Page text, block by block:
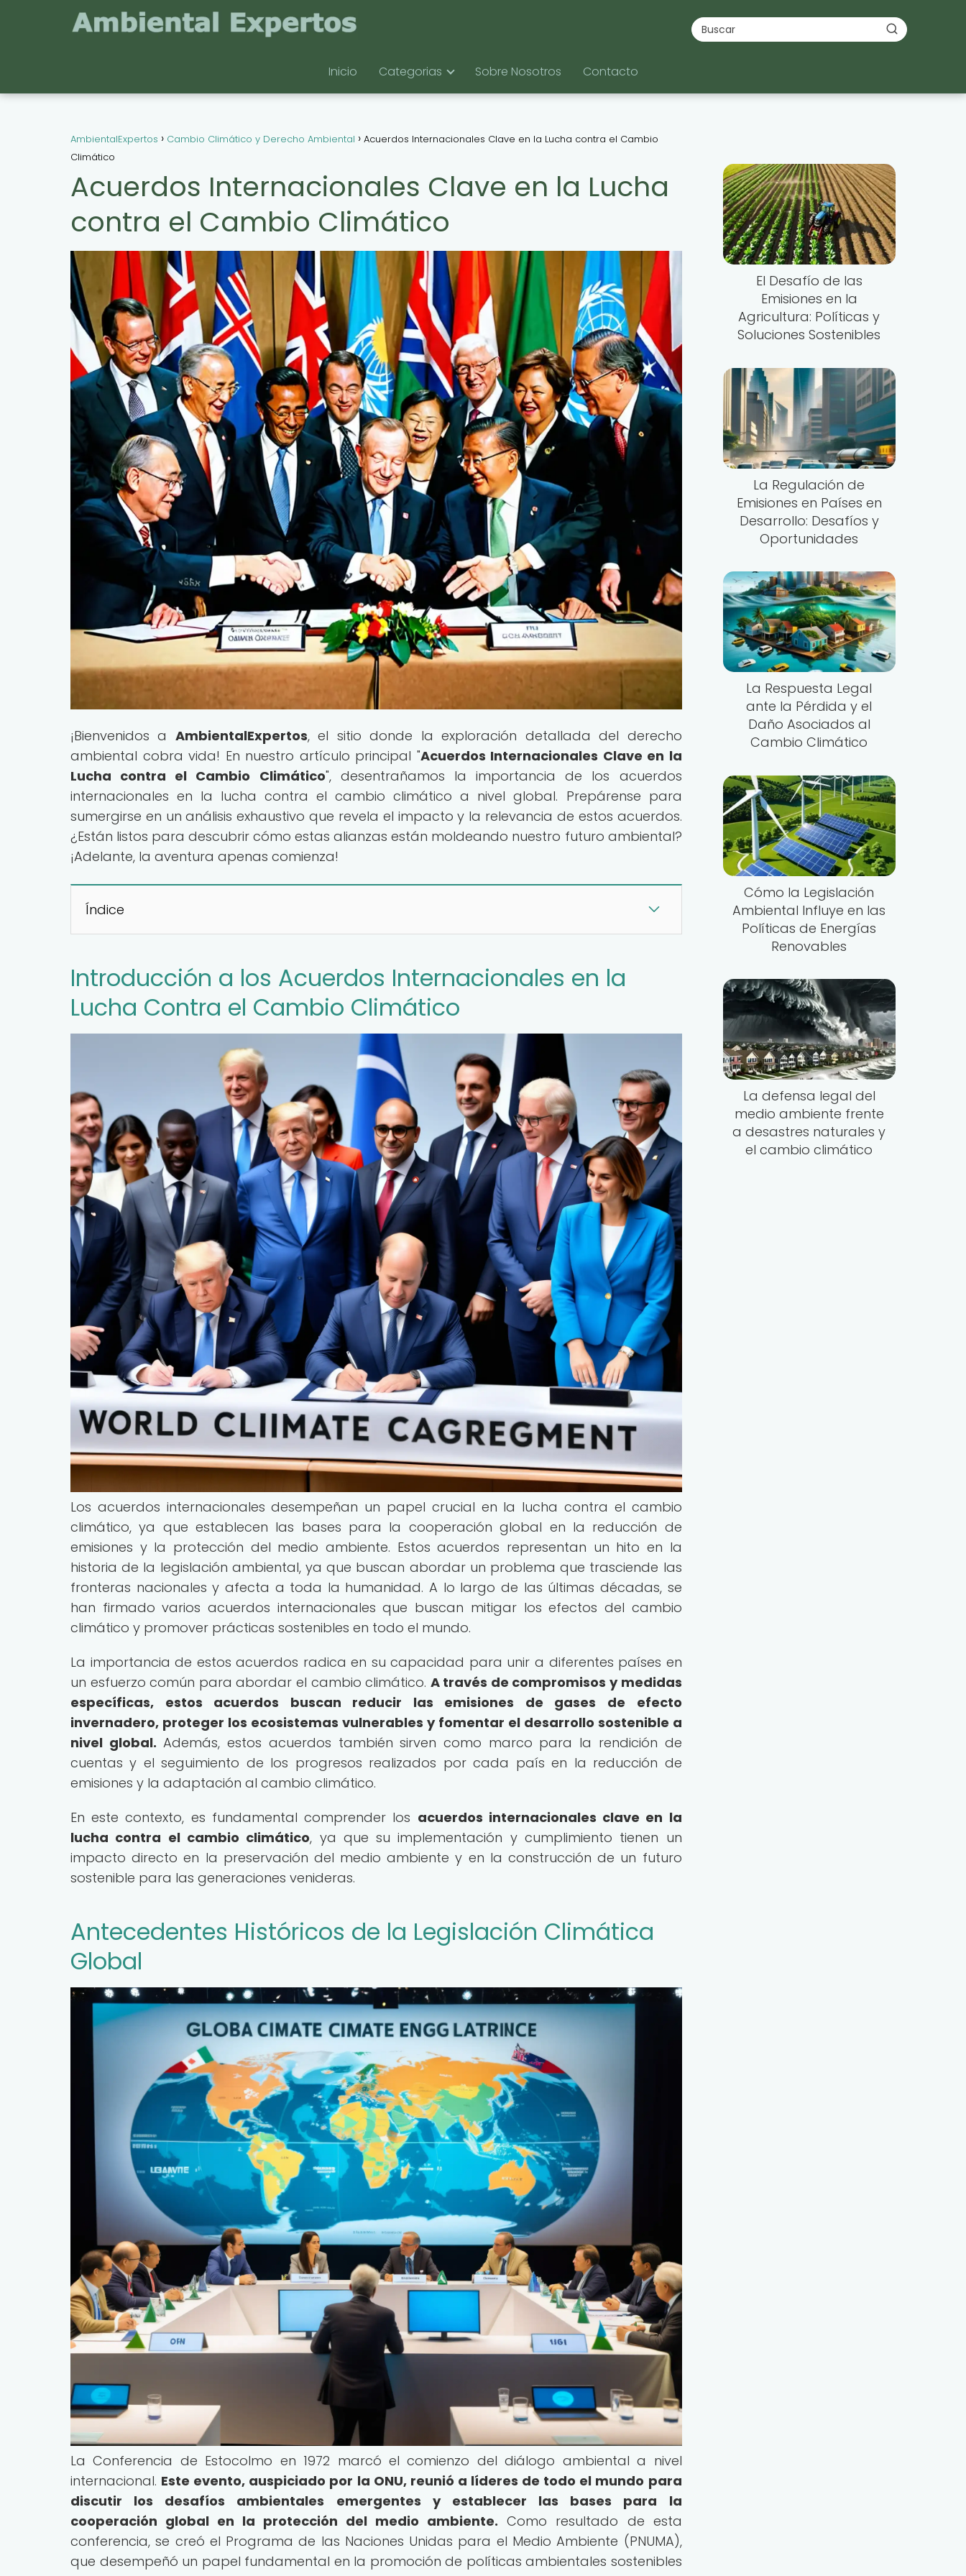
Inicio Categorias Sobre Nosotros Contacto
AmbientalExpertos Cambio Climático y Derecho Ambiental
Acuerdos Internacionales Clave en la Lucha contra el Cambio
Climático
Acuerdos Internacionales Clave en la Lucha
contra el Cambio Climático
¡Bienvenidos a AmbientalExpertos, el sitio donde la exploración detallada del derecho
ambiental cobra vida! En nuestro artículo principal "Acuerdos Internacionales Clave en la
Lucha contra el Cambio Climático", desentrañamos la importancia de los acuerdos
internacionales en la lucha contra el cambio climático a nivel global. Prepárense para
sumergirse en un análisis exhaustivo que revela el impacto y la relevancia de estos acuerdos.
¿Están listos para descubrir cómo estas alianzas están moldeando nuestro futuro ambiental?
¡Adelante, la aventura apenas comienza!
Índice
Introducción a los Acuerdos Internacionales en la
Lucha Contra el Cambio Climático
Los acuerdos internacionales desempeñan un papel crucial en la lucha contra el cambio
climático, ya que establecen las bases para la cooperación global en la reducción de
emisiones y la protección del medio ambiente. Estos acuerdos representan un hito en la
historia de la legislación ambiental, ya que buscan abordar un problema que trasciende las
fronteras nacionales y afecta a toda la humanidad. A lo largo de las últimas décadas, se
han firmado varios acuerdos internacionales que buscan mitigar los efectos del cambio
climático y promover prácticas sostenibles en todo el mundo.
La importancia de estos acuerdos radica en su capacidad para unir a diferentes países en
un esfuerzo común para abordar el cambio climático. A través de compromisos y medidas
específicas, estos acuerdos buscan reducir las emisiones de gases de efecto
invernadero, proteger los ecosistemas vulnerables y fomentar el desarrollo sostenible a
nivel global. Además, estos acuerdos también sirven como marco para la rendición de
cuentas y el seguimiento de los progresos realizados por cada país en la reducción de
emisiones y la adaptación al cambio climático.
En este contexto, es fundamental comprender los acuerdos internacionales clave en la
lucha contra el cambio climático, ya que su implementación y cumplimiento tienen un
impacto directo en la preservación del medio ambiente y en la construcción de un futuro
sostenible para las generaciones venideras.
Antecedentes Históricos de la Legislación Climática
Global
La Conferencia de Estocolmo en 1972 marcó el comienzo del diálogo ambiental a nivel
internacional. Este evento, auspiciado por la ONU, reunió a líderes de todo el mundo para
discutir los desafíos ambientales emergentes y establecer las bases para la
cooperación global en la protección del medio ambiente. Como resultado de esta
conferencia, se creó el Programa de las Naciones Unidas para el Medio Ambiente (PNUMA),
que desempeñó un papel fundamental en la promoción de políticas ambientales sostenibles
El Desafío de las
Emisiones en la
Agricultura: Políticas y
Soluciones Sostenibles
La Regulación de
Emisiones en Países en
Desarrollo: Desafíos y
Oportunidades
La Respuesta Legal
ante la Pérdida y el
Daño Asociados al
Cambio Climático
Cómo la Legislación
Ambiental Influye en las
Políticas de Energías
Renovables
La defensa legal del
medio ambiente frente
a desastres naturales y
el cambio climático